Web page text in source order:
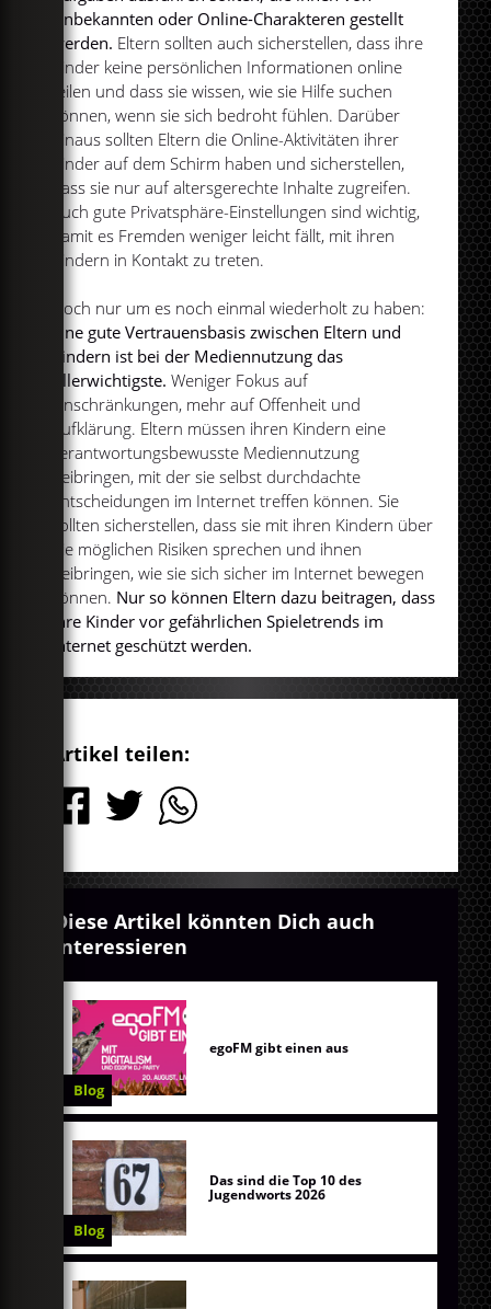
Unbekannten oder Online-Charakteren gestellt
werden. Eltern sollten auch sicherstellen, dass ihre
Kinder keine persönlichen Informationen online
teilen und dass sie wissen, wie sie Hilfe suchen
können, wenn sie sich bedroht fühlen. Darüber
hinaus sollten Eltern die Online-Aktivitäten ihrer
Kinder auf dem Schirm haben und sicherstellen,
dass sie nur auf altersgerechte Inhalte zugreifen.
Auch gute Privatsphäre-Einstellungen sind wichtig,
damit es Fremden weniger leicht fällt, mit ihren
Kindern in Kontakt zu treten.
Doch nur um es noch einmal wiederholt zu haben:
Eine gute Vertrauensbasis zwischen Eltern und
Kindern ist bei der Mediennutzung das
Allerwichtigste. Weniger Fokus auf
Einschränkungen, mehr auf Offenheit und
Aufklärung. Eltern müssen ihren Kindern eine
verantwortungsbewusste Mediennutzung
beibringen, mit der sie selbst durchdachte
Entscheidungen im Internet treffen können. Sie
sollten sicherstellen, dass sie mit ihren Kindern über
die möglichen Risiken sprechen und ihnen
beibringen, wie sie sich sicher im Internet bewegen
können. Nur so können Eltern dazu beitragen, dass
ihre Kinder vor gefährlichen Spieletrends im
Internet geschützt werden.
Artikel teilen:
Diese Artikel könnten Dich auch
interessieren
Blog
egoFM gibt einen aus
Blog
Das sind die Top 10 des
Jugendworts 2026